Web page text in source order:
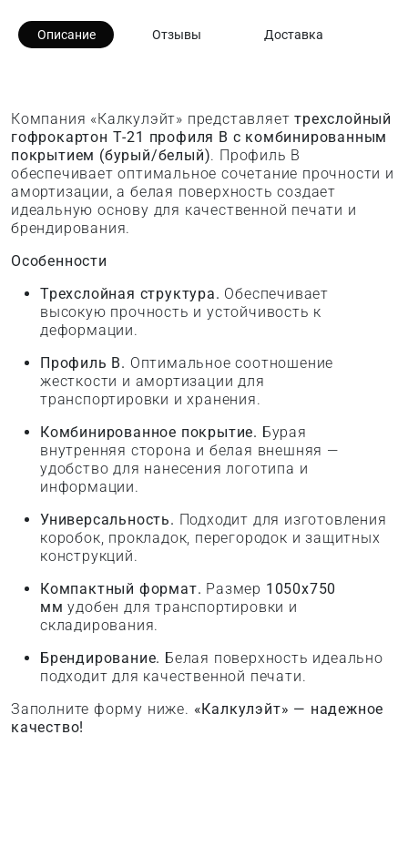
Описание Отзывы Доставка
Компания «Калкулэйт» представляеттрехслойный
гофрокартон Т-21 профиля B с комбинированным
покрытием (бурый/белый). Профиль B
обеспечивает оптимальное сочетание прочности и
амортизации, а белая поверхность создает
идеальную основу для качественной печати и
брендирования.
Особенности
Трехслойная структура. Обеспечивает
высокую прочность и устойчивость к
деформации.
Профиль B. Оптимальное соотношение
жесткости и амортизации для
транспортировки и хранения.
Комбинированное покрытие. Бурая
внутренняя сторона и белая внешняя —
удобство для нанесения логотипа и
информации.
Универсальность. Подходит для изготовления
коробок, прокладок, перегородок и защитных
конструкций.
Компактный формат. Размер 1050x750
мм удобен для транспортировки и
складирования.
Брендирование. Белая поверхность идеально
подходит для качественной печати.
Заполните форму ниже. «Калкулэйт» — надежное
качество!